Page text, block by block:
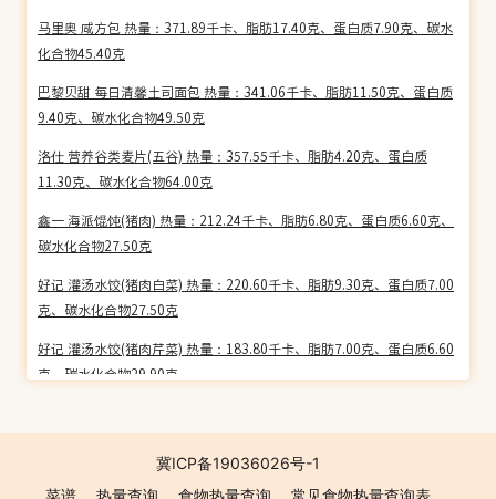
马里奥 咸方包 热量：371.89千卡、脂肪17.40克、蛋白质7.90克、碳水
化合物45.40克
巴黎贝甜 每日清馨土司面包 热量：341.06千卡、脂肪11.50克、蛋白质
9.40克、碳水化合物49.50克
洛仕 营养谷类麦片(五谷) 热量：357.55千卡、脂肪4.20克、蛋白质
11.30克、碳水化合物64.00克
鑫一 海派馄饨(猪肉) 热量：212.24千卡、脂肪6.80克、蛋白质6.60克、
碳水化合物27.50克
好记 灌汤水饺(猪肉白菜) 热量：220.60千卡、脂肪9.30克、蛋白质7.00
克、碳水化合物27.50克
好记 灌汤水饺(猪肉芹菜) 热量：183.80千卡、脂肪7.00克、蛋白质6.60
克、碳水化合物29.90克
合物48.10克
良厨 豆沙南瓜饼 热量：269.60千卡、脂肪3.00克、蛋白质2.80克、碳
冀ICP备19036026号-1